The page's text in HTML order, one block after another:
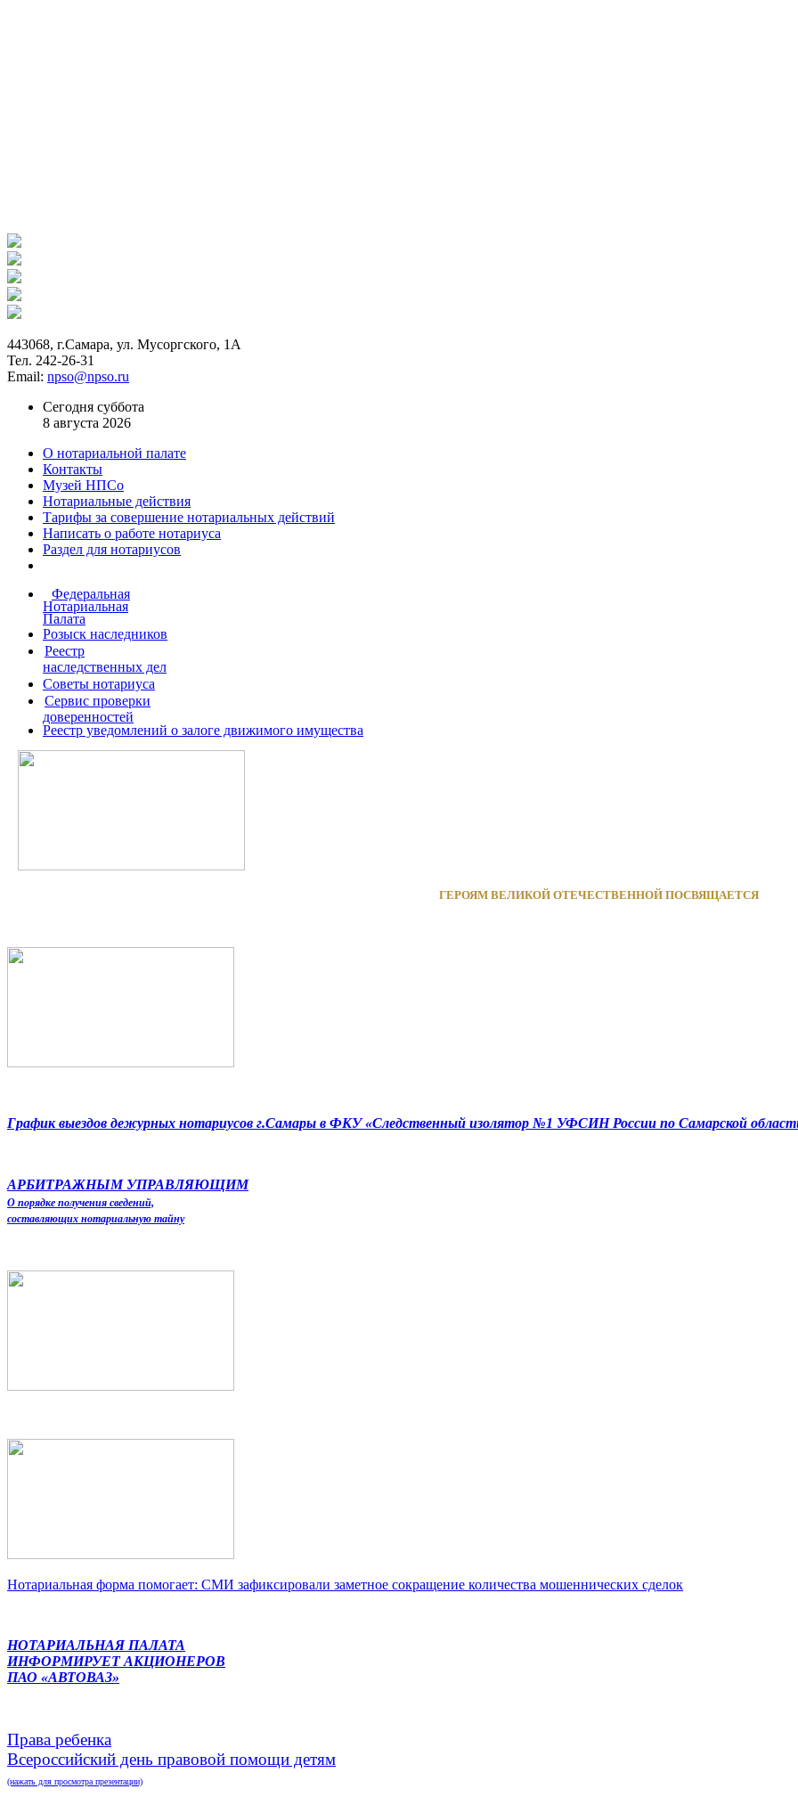
443068, г.Самара, ул. Мусоргского, 1А
Тел. 242-26-31
Email: npso@npso.ru
Сегодня суббота
8 августа 2026
О нотариальной палате
Контакты
Музей НПСо
Нотариальные действия
Тарифы за совершение нотариальных действий
Написать о работе нотариуса
Раздел для нотариусов
Федеральная
Нотариальная
Палата
Розыск наследников
Реестр
наследственных дел
Советы нотариуса
Сервис проверки
доверенностей
Реестр уведомлений о залоге движимого имущества
ГЕРОЯМ ВЕЛИКОЙ ОТЕЧЕСТВЕННОЙ ПОСВЯЩАЕТСЯ
График выездов дежурных нотариусов г.Самары в ФКУ «Следственный изолятор №1 УФСИН России по Самарской
АРБИТРАЖНЫМ УПРАВЛЯЮЩИМ
О порядке получения сведений,
составляющих нотариальную тайну
Нотариальная форма помогает: СМИ зафиксировали заметное сокращение количества мошеннических сделок
НОТАРИАЛЬНАЯ ПАЛАТА
ИНФОРМИРУЕТ АКЦИОНЕРОВ
ПАО «АВТОВАЗ»
Права ребенка
Всероссийский день правовой помощи детям
(нажать для просмотра презентации)